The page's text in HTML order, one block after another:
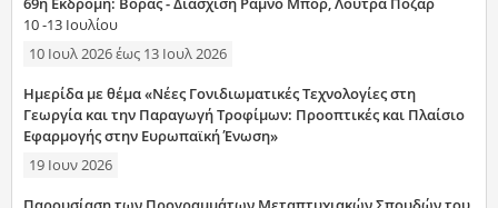
10 -13 Ιουλίου
10 Ιουλ 2026έως 13 Ιουλ 2026
Ημερίδα με θέμα «Νέες Γονιδιωματικές Τεχνολογίες στη
Γεωργία και την Παραγωγή Τροφίμων: Προοπτικές και Πλαίσιο
Εφαρμογής στην Ευρωπαϊκή Ένωση»
19 Ιουν 2026